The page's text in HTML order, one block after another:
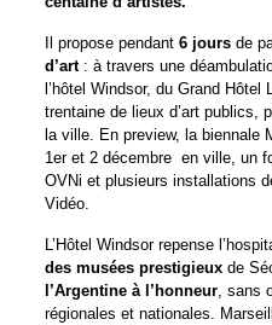
Il propose pendant 6 joursde
d’art : à travers une
l’hôtel Windsor, du Grand
trentaine de lieux d’art publics,
la ville. En preview, la biennale
1er et 2 décembre en ville, un
OVNi et plusieurs installations
Vidéo.
L’Hôtel Windsor repense
des musées prestigieuxde
l’Argentine à l’honneur, sans
régionales et nationales.